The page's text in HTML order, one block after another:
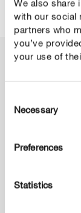
We also share
with our social
partners who
you’ve
your use of
Selection
Necessary
Preferences
Statistics
aanleggen : zo
het